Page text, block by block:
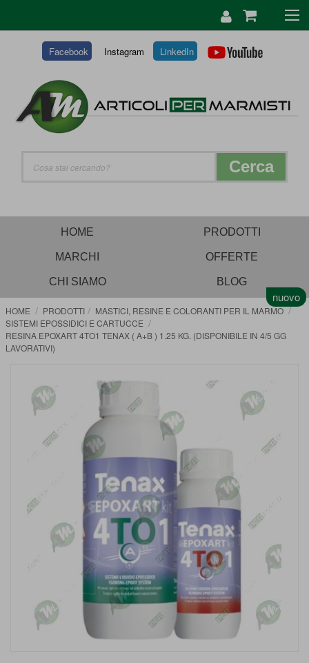
Facebook Instagram LinkedIn
CONTENUTO
Cerca
HOME PRODOTTI
MARCHI OFFERTE
CHI SIAMO BLOG
HOME PRODOTTI
MASTICI, RESINE E COLORANTI PER IL MARMO
SISTEMI EPOSSIDICI E CARTUCCE
RESINA EPOXART 4TO1 TENAX ( A+B ) 1.25 KG. (DISPONIBILE IN 4/5 GG
LAVORATIVI)